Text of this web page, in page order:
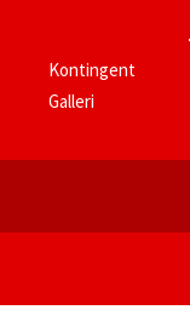
Kontingent
Galleri